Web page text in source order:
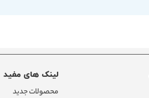
لینک های مفید
محصولات جدید